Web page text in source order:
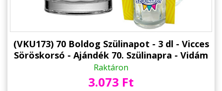
(VKU173) 70 Boldog Szülinapot - 3 dl - Vicces
Söröskorsó - Ajándék 70. Szülinapra - Vidám
Szülinapi Ajándék
Raktáron
3.073 Ft